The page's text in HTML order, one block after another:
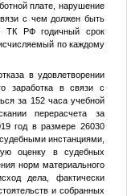
плате, нарушение
с чем должен быть
ТК РФ годичный срок
по каждому
в удовлетворении
заработка в связи с
за 152 часа учебной
перерасчета за
год в размере 26030
инстанциями,
оценку в судебных
норм материального
дела, фактически
и собранных